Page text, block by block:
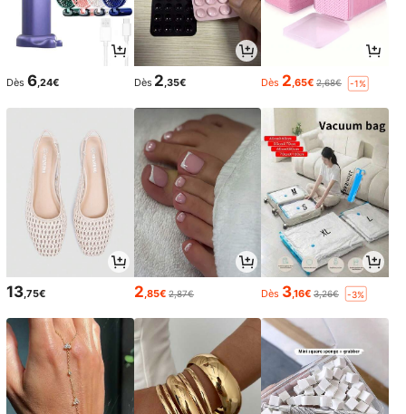
Dès 6,24€ Dès 2,35€ Dès 2,65€ 2,68€ -1%
13 ,75€ 2 ,85€ 2,87€ Dès 3,16€ 3,26€ -3%